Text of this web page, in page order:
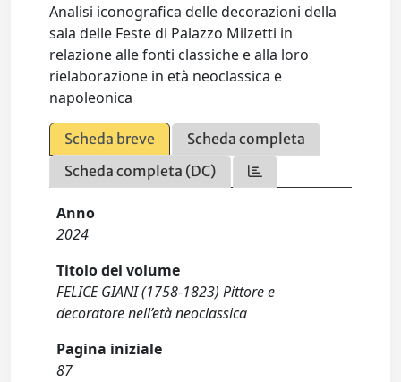
Analisi iconografica delle decorazioni della
sala delle Feste di Palazzo Milzetti in
relazione alle fonti classiche e alla loro
rielaborazione in età neoclassica e
napoleonica
Scheda breve
Scheda completa
Scheda completa (DC)
Anno
2024
Titolo del volume
FELICE GIANI (1758-1823) Pittore e
decoratore nell’età neoclassica
Pagina iniziale
87